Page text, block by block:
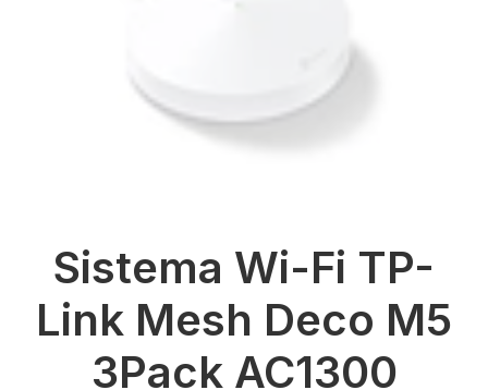
Sistema Wi-Fi TP-
Link Mesh Deco M5
3Pack AC1300